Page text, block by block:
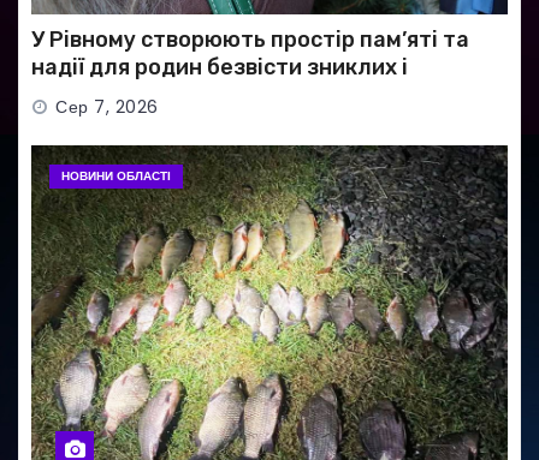
У Рівному створюють простір пам’яті та
надії для родин безвісти зниклих і
полонених військових
Сер 7, 2026
НОВИНИ ОБЛАСТІ